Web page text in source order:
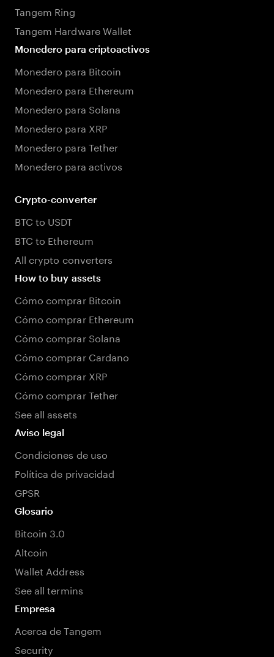
Tangem Ring
Tangem Hardware Wallet
Monedero para criptoactivos
Monedero para Bitcoin
Monedero para Ethereum
Monedero para Solana
Monedero para XRP
Monedero para Tether
Monedero para activos
Crypto-converter
BTC to USDT
BTC to Ethereum
All crypto converters
How to buy assets
Cómo comprar Bitcoin
Cómo comprar Ethereum
Cómo comprar Solana
Cómo comprar Cardano
Cómo comprar XRP
Cómo comprar Tether
See all assets
Aviso legal
Condiciones de uso
Política de privacidad
GPSR
Glosario
Bitcoin 3.0
Altcoin
Wallet Address
See all termins
Empresa
Acerca de Tangem
Security